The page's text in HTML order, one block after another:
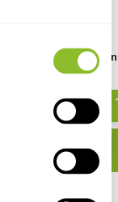
Flora of the